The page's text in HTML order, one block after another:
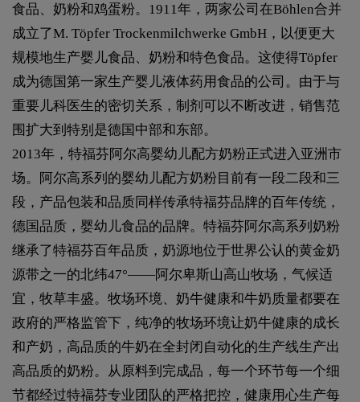
食品、奶粉和鸡蛋粉。1911年，两家公司在Böhlen合并
成立了M. Töpfer Trockenmilchwerke GmbH，以便更大
规模地生产婴儿食品、奶粉和特色食品。这使得Töpfer
成为德国第一家生产婴儿液体药用食品的公司。由于与
重要儿科医生的密切关系，制剂可以不断改进，销售范
围扩大到特别是德国中部和东部。
2013年，特福芬阿尔高婴幼儿配方奶粉正式进入亚洲市
场。阿尔高系列的婴幼儿配方奶粉目前有一段二段和三
段，产品包装和品质同样传承特福芬品牌的百年传统，
德国品质，婴幼儿食品的品牌。特福芬阿尔高系列奶粉
继承了特福芬百年品质，奶源地位于世界公认的黄金奶
源带之一的北纬47°——阿尔卑斯山高山牧场，气候适
宜，牧草丰盛。牧场环境、奶牛健康和牛奶质量都要在
政府的严格监管下，纯净的牧场环境让奶牛健康的成长
和产奶，高品质的牛奶在全封闭自动化的生产线生产出
高品质的奶粉。从原料到完成品，每一个环节每一个细
节都经过特福芬专业团队的严格把控，健康用心生产每